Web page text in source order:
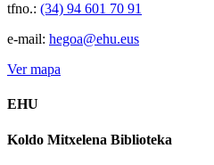
tfno.: (34) 94 601 70 91
e-mail: hegoa@ehu.eus
Ver mapa
EHU
Koldo Mitxelena Biblioteka